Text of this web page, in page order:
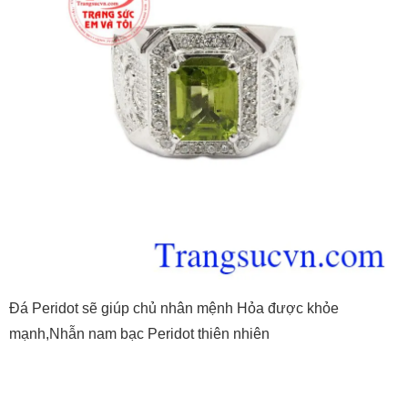
Đá Peridot sẽ giúp chủ nhân mệnh Hỏa được khỏe
mạnh,Nhẫn nam bạc Peridot thiên nhiên